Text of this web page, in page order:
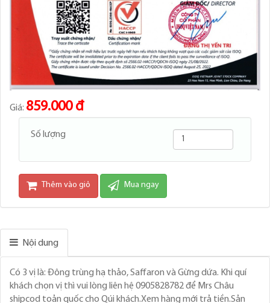
Giá: 859.000 đ
Số lượng
Thêm vào giỏ Mua ngay
Nội dung
Có 3 vị là: Đông trùng hạ thảo, Saffaron và Gừng dứa. Khi quí
khách chọn vị thì vui lòng liên hệ 0905828782 để Mrs Châu
shipcod toản quốc cho Qúi khách.Xem hàng mới trả tiền.Sản